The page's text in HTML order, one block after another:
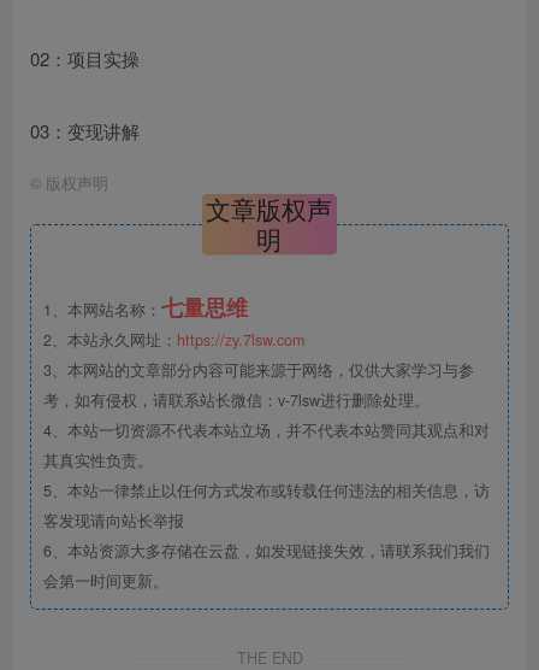
02：项目实操
03：变现讲解
© 版权声明
文章版权声
明
1、本网站名称： 七量思维
2、本站永久网址： https://zy.7lsw.com
3、本网站的文章部分内容可能来源于网络，仅供大家学习与参
考，如有侵权，请联系站长微信：v-7lsw进行删除处理。
4、本站一切资源不代表本站立场，并不代表本站赞同其观点和对
其真实性负责。
5、本站一律禁止以任何方式发布或转载任何违法的相关信息，访
客发现请向站长举报
6、本站资源大多存储在云盘，如发现链接失效，请联系我们我们
会第一时间更新。
THE END